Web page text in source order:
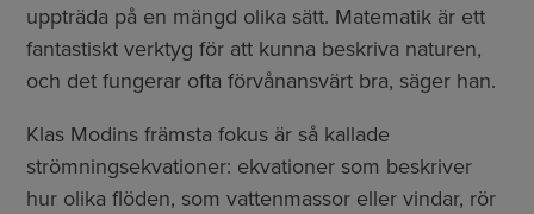
uppträda på en mängd olika sätt. Matematik är ett
fantastiskt verktyg för att kunna beskriva naturen,
och det fungerar ofta förvånansvärt bra, säger han.
Klas Modins främsta fokus är så kallade
strömningsekvationer: ekvationer som beskriver
hur olika flöden, som vattenmassor eller vindar, rör